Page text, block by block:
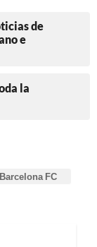
de
e
la
Barcelona FC